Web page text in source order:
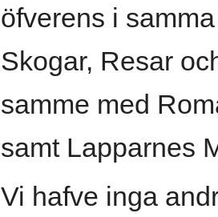
öfverens i
Skogar, Resar
samme med
samt Lapparnes
Vi hafve inga